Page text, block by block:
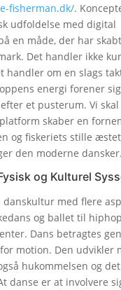
fisherman.dk/.
udfoldelse med digital
en måde, der har
Det handler ikke
handler om en slags
energi forener
et pusterum. Vi
skaber en
og fiskeriets stille
den moderne dansker.
og Kulturel
danskultur med flere
og ballet til
Dans betragtes
motion. Den udvikler
hukommelsen og
danse er at involvere